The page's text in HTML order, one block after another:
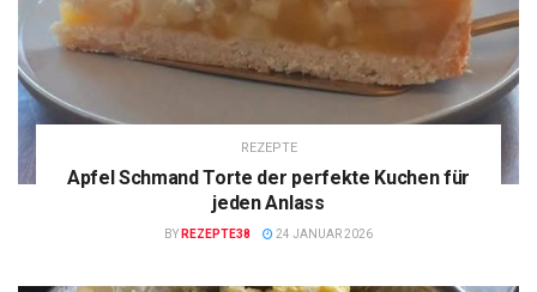
REZEPTE
Apfel Schmand Torte der perfekte Kuchen für
jeden Anlass
BY REZEPTE38 24 JANUAR 2026